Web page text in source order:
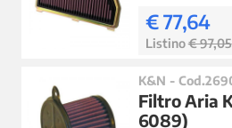
€ 77,64
Listino€ 97,05
K&N -
Filtro Aria
6089)